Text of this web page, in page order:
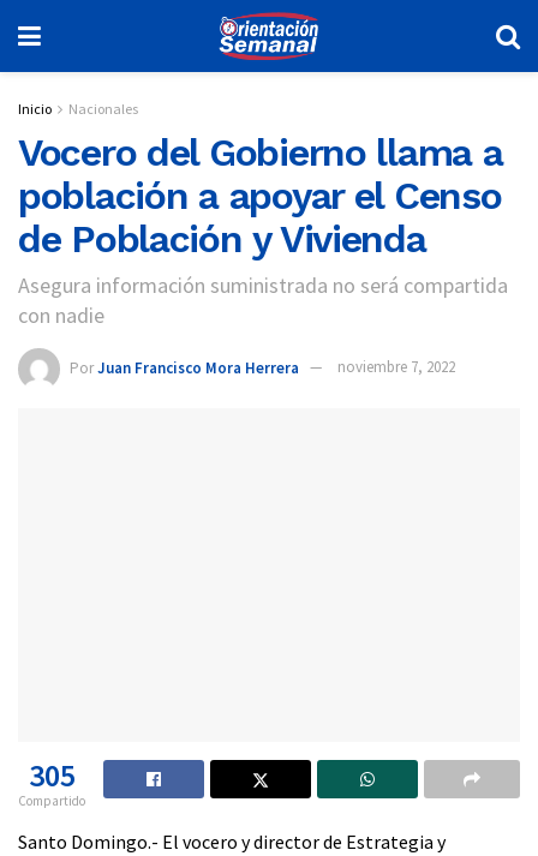
Inicio Nacionales
Vocero del Gobierno llama a
población a apoyar el Censo
de Población y Vivienda
Asegura información suministrada no será compartida
con nadie
PorJuan Francisco Mora Herrera noviembre 7, 2022
305
Compartido
Santo Domingo.- El vocero y director de Estrategia y